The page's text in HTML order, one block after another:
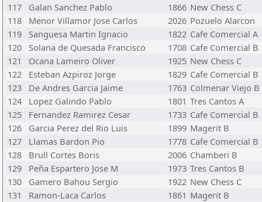
117
Galan Sanchez Pablo 1866 New Chess C
118
Menor Villamor Jose Carlos 2026 Pozuelo Alarcon
119
Sanguesa Martin Ignacio 1822 Cafe Comercial A
120
Solana de Quesada Francisco 1708 Cafe Comercial B
121
Ocana Lameiro Oliver 1925 New Chess C
122
Esteban Azpiroz Jorge 1829 Cafe Comercial B
123
De Andres Garcia Jaime 1763 Colmenar Viejo B
124
Lopez Galindo Pablo 1801 Tres Cantos A
125
Fernandez Ramirez Cesar 1733 Cafe Comercial B
126
Garcia Perez del Rio Luis 1899 Magerit B
127
Llamas Bardon Pio 1778 Cafe Comercial B
128
Brull Cortes Boris 2006 Chamberi B
129
Peña Espartero Jose M 1973 Tres Cantos B
130
Gamero Bahou Sergio 1922 New Chess C
131
Ramon-Laca Carlos 1861 Magerit B